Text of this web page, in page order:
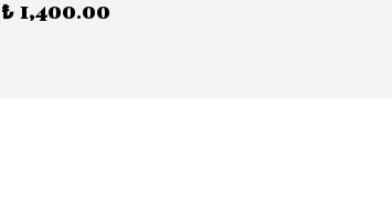
₺ 1,400.00